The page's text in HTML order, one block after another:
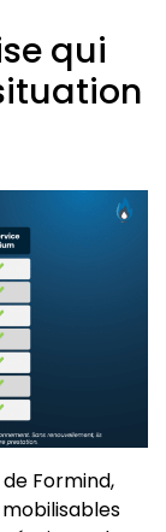
qui
Formind,
mobilisables